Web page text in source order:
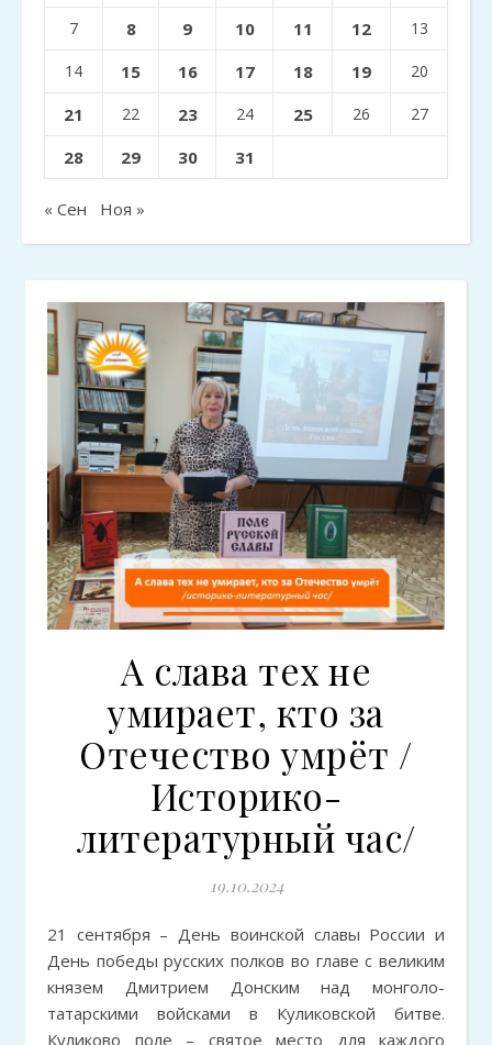
7 8 9 10 11 12 13
14 15 16 17 18 19 20
21 22 23 24 25 26 27
28 29 30 31
« Сен Ноя »
А слава тех не
умирает, кто за
Отечество умрёт /
Историко-
литературный час/
19.10.2024
21 сентября – День воинской славы России и
День победы русских полков во главе с великим
князем Дмитрием Донским над монголо-
татарскими войсками в Куликовской битве.
Куликово поле – святое место для каждого